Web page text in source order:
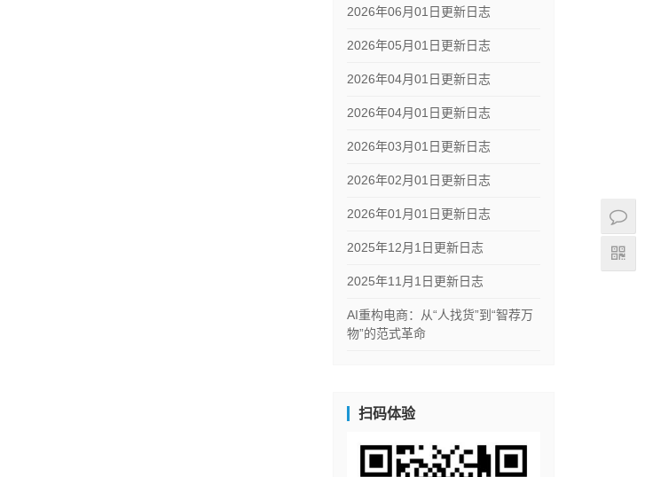
2026年06月01日更新日志
2026年05月01日更新日志
2026年04月01日更新日志
2026年04月01日更新日志
2026年03月01日更新日志
2026年02月01日更新日志
2026年01月01日更新日志
2025年12月1日更新日志
2025年11月1日更新日志
AI重构电商：从“人找货”到“智荐万
物”的范式革命
扫码体验